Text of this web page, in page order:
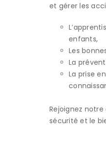
et gérer les
enfants,
Les
La
La prise
Rejoignez
sécurité et le